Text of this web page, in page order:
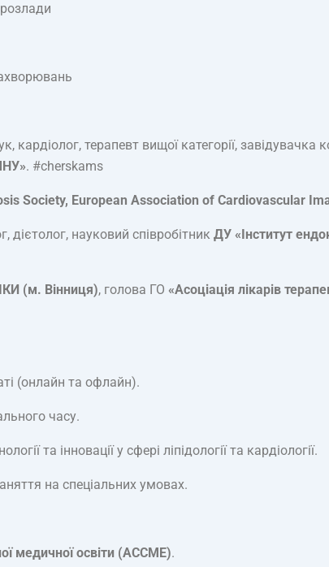
терапевт вищої категорії, завідувачка
. #cherskams
Society, European Association of Cardiovascular
дієтолог, науковий співробітник ДУ «Інститут
(м. Вінниця), голова ГО «Асоціація лікарів
(онлайн та офлайн).
часу.
та інновації у сфері ліпідології та кардіології.
на спеціальних умовах.
медичної освіти (ACCME).